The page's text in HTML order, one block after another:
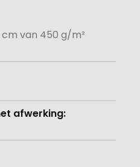
van 450 g/m²